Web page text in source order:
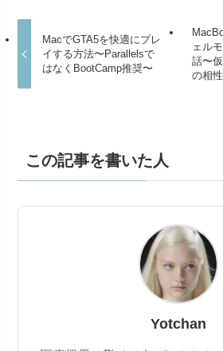
MacでGTA5を快適にプレ
イする方法〜Parallelsで
はなくBootCamp推奨〜
ェル
話〜
の相
この記事を書いた人
Yotchan